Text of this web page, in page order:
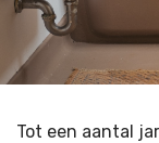
Tot een aantal